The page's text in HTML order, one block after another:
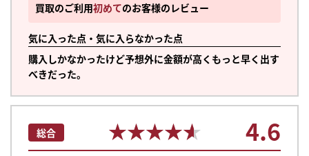
買取のご利用初めてのお客様のレビュー
気に入った点・気に入らなかった点
購入しかなかったけど予想外に金額が高くもっと早く出す
べきだった。
総合 ★★★★★
★★★★★ 4.6